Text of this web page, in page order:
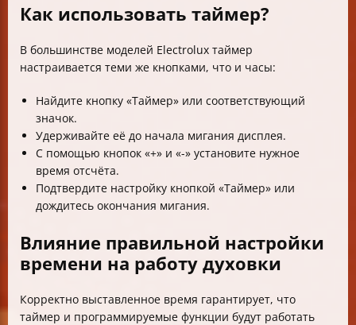
Как использовать таймер?
В большинстве моделей Electrolux таймер
настраивается теми же кнопками, что и часы:
Найдите кнопку «Таймер» или соответствующий
значок.
Удерживайте её до начала мигания дисплея.
С помощью кнопок «+» и «-» установите нужное
время отсчёта.
Подтвердите настройку кнопкой «Таймер» или
дождитесь окончания мигания.
Влияние правильной настройки
времени на работу духовки
Корректно выставленное время гарантирует, что
таймер и программируемые функции будут работать